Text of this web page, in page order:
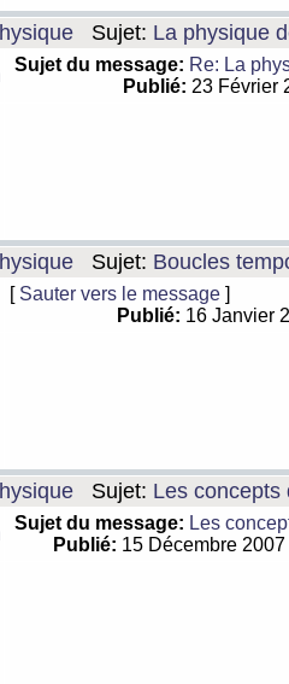
Sujet: La physique
Sujet du message: Re: La
Publié: 23 Février
Sujet: Boucles
[ Sauter vers le message ]
Publié: 16 Janvier
Sujet: Les concepts
Sujet du message: Les
Publié: 15 Décembre